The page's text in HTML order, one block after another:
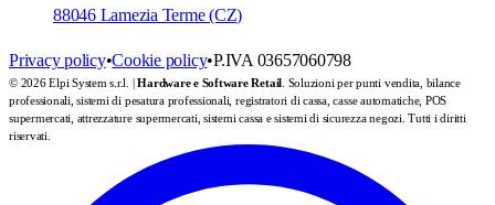
88046 Lamezia Terme (CZ)
Privacy policy•Cookie policy•P.IVA 03657060798
© 2026 Elpi System s.r.l. |Hardware e Software Retail . Soluzioni per punti vendita, bilance
professionali, sistemi di pesatura professionali, registratori di cassa, casse automatiche, POS
supermercati, attrezzature supermercati, sistemi cassa e sistemi di sicurezza negozi. Tutti i diritti
riservati.